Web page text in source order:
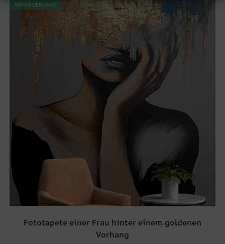
BEFÖRDERUNG!
Fototapete einer Frau hinter einem goldenen
Vorhang